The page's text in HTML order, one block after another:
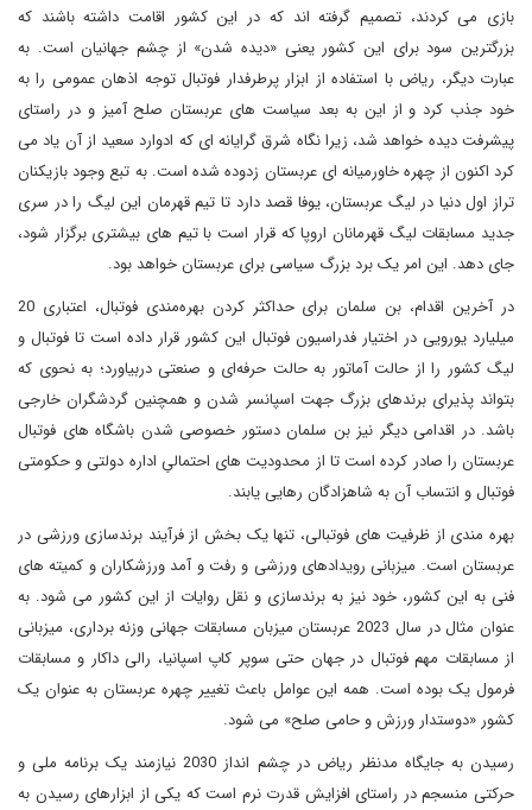
بازی می کردند، تصمیم گرفته اند که در این کشور اقامت داشته باشند که
بزرگترین سود برای این کشور یعنی «دیده شدن» از چشم جهانیان است. به
عبارت دیگر، ریاض با استفاده از ابزار پرطرفدار فوتبال توجه اذهان عمومی را به
خود جذب کرد و از این به بعد سیاست های عربستان صلح آمیز و در راستای
پیشرفت دیده خواهد شد، زیرا نگاه شرق گرایانه ای که ادوارد سعید از آن یاد می
کرد اکنون از چهره خاورمیانه ای عربستان زدوده شده است. به تبع وجود بازیکنان
تراز اول دنیا در لیگ عربستان، یوفا قصد دارد تا تیم قهرمان این لیگ را در سری
جدید مسابقات لیگ قهرمانان اروپا که قرار است با تیم های بیشتری برگزار شود،
جای دهد. این امر یک برد بزرگ سیاسی برای عربستان خواهد بود.
در آخرین اقدام، بن سلمان برای حداکثر کردن بهره‌مندی فوتبال، اعتباری 20
میلیارد یورویی در اختیار فدراسیون فوتبال این کشور قرار داده است تا فوتبال و
لیگ کشور را از حالت آماتور به حالت حرفه‌ای و صنعتی دربیاورد؛ به نحوی که
بتواند پذیرای برندهای بزرگ جهت اسپانسر شدن و همچنین گردشگران خارجی
باشد. در اقدامی دیگر نیز بن سلمان دستور خصوصی شدن باشگاه های فوتبال
عربستان را صادر کرده است تا از محدودیت های احتمالیِ اداره دولتی و حکومتی
فوتبال و انتساب آن به شاهزادگان رهایی یابند.
بهره مندی از ظرفیت های فوتبالی، تنها یک بخش از فرآیند برندسازی ورزشی در
عربستان است. میزبانی رویدادهای ورزشی و رفت و آمد ورزشکاران و کمیته های
فنی به این کشور، خود نیز به برندسازی و نقل روایات از این کشور می شود. به
عنوان مثال در سال 2023 عربستان میزبان مسابقات جهانی وزنه برداری، میزبانی
از مسابقات مهم فوتبال در جهان حتی سوپر کاپ اسپانیا، رالی داکار و مسابقات
فرمول یک بوده است. همه این عوامل باعث تغییر چهره عربستان به عنوان یک
کشور «دوستدار ورزش و حامی صلح» می شود.
رسیدن به جایگاه مدنظر ریاض در چشم انداز 2030 نیازمند یک برنامه ملی و
حرکتی منسجم در راستای افزایش قدرت نرم است که یکی از ابزارهای رسیدن به